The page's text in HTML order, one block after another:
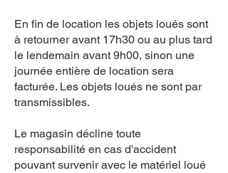
En fin de location les objets loués sont
à retourner avant 17h30 ou au plus tard
le lendemain avant 9h00, sinon une
journée entière de location sera
facturée. Les objets loués ne sont par
transmissibles.
Le magasin décline toute
responsabilité en cas d'accident
pouvant survenir avec le matériel loué